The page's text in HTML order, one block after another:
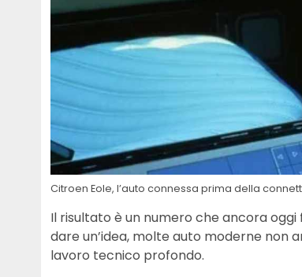
Citroen Eole, l’auto connessa prima della
Il risultato è un numero che ancora oggi
dare un’idea, molte auto moderne non
lavoro tecnico profondo.